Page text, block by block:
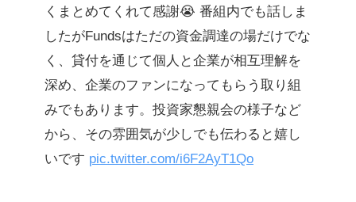
くまとめてくれて感謝😭 番組内でも話しま
したがFundsはただの資金調達の場だけでな
く、貸付を通じて個人と企業が相互理解を
深め、企業のファンになってもらう取り組
みでもあります。投資家懇親会の様子など
から、その雰囲気が少しでも伝わると嬉し
いです pic.twitter.com/i6F2AyT1Qo